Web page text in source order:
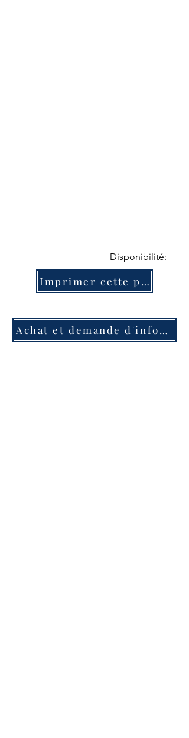
Disponibilité:
Imprimer cette page
Achat et demande d'information